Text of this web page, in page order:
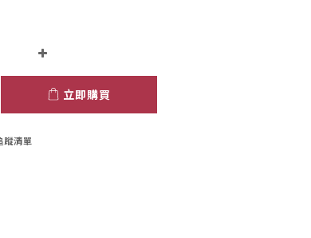
立即購買
蹤清單